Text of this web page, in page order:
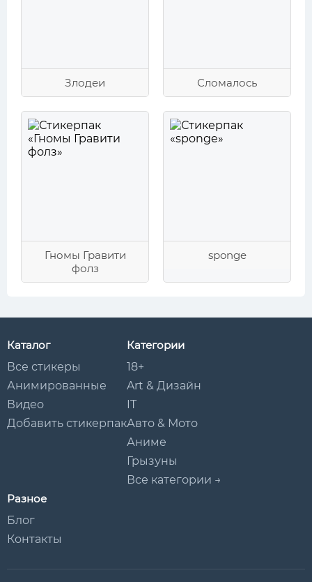
Злодеи Сломалось
Гномы Гравити
фолз
sponge
Каталог
Все стикеры
Анимированные
Видео
Добавить стикерпак
Категории
18+
Art & Дизайн
IT
Авто & Мото
Аниме
Грызуны
Все категории →
Разное
Блог
Контакты